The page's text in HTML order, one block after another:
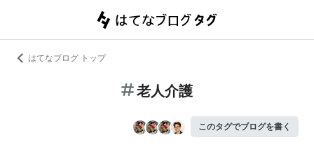
はてなブログ トップ
老人介護
このタグでブログを書く